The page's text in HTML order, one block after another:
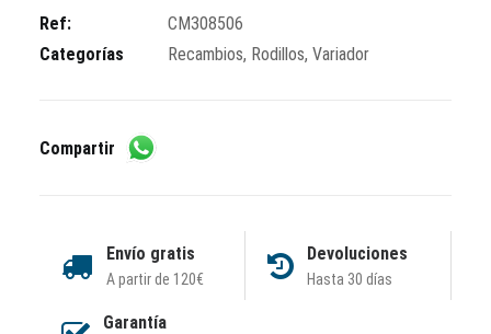
cantidad
Ref:
CM308506
Categorías
Recambios, Rodillos, Variador
Compartir
Envío gratis
A partir de 120€
Devoluciones
Hasta 30 días
Garantía